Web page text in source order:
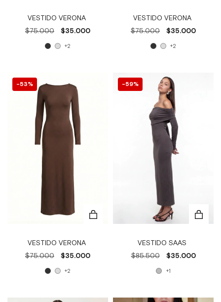
VESTIDO VERONA
$75.000
$35.000
+2
VESTIDO VERONA
$75.000
$35.000
+2
53%
VESTIDO VERONA
$75.000
$35.000
+2
59%
VESTIDO SAAS
$85.500
$35.000
+1